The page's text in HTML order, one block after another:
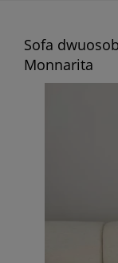
Sofa
Monnarita